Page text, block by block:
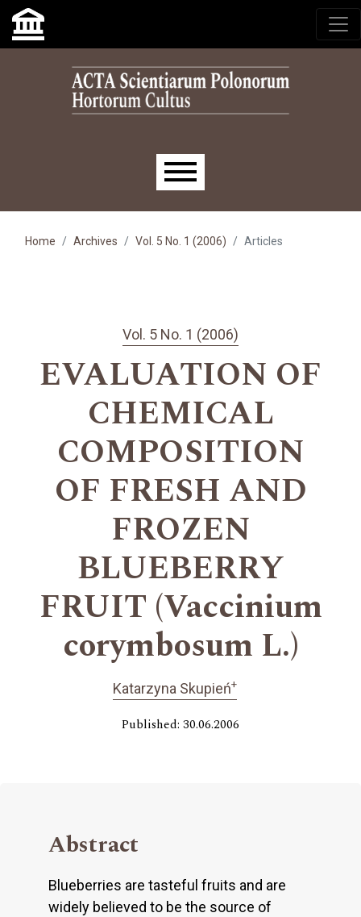
Skip to main navigation menu
Skip to main content
Skip to site footer
Main menu
Home Archives Vol. 5 No. 1 (2006) Articles
Vol. 5 No. 1 (2006)
EVALUATION OF
CHEMICAL
COMPOSITION
OF FRESH AND
FROZEN
BLUEBERRY
FRUIT (Vaccinium
corymbosum L.)
Katarzyna Skupień+
Published: 30.06.2006
Abstract
Blueberries are tasteful fruits and are
widely believed to be the source of